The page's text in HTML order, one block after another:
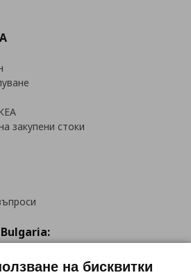
закупени стоки
на бисквитки